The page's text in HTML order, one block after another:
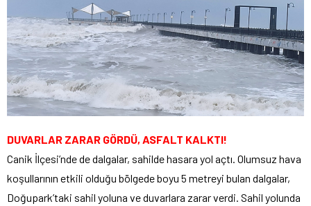
DUVARLAR ZARAR GÖRDÜ, ASFALT KALKTI!
Canik İlçesi’nde de dalgalar, sahilde hasara yol açtı. Olumsuz hava
koşullarının etkili olduğu bölgede boyu 5 metreyi bulan dalgalar,
Doğupark’taki sahil yoluna ve duvarlara zarar verdi. Sahil yolunda